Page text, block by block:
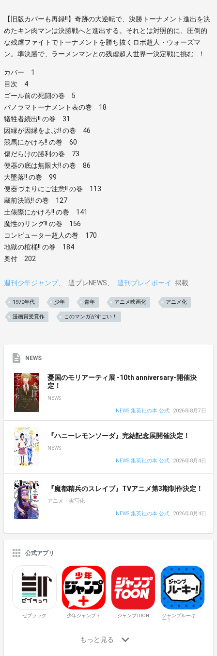
【旧版カバーも再録!!】奇跡の大逆転で、決勝トーナメント進出を決
めたキン肉マンは決勝戦へと進出する。それとは対照的に、圧倒的
な残虐ファイトでトーナメントを勝ち抜くロボ超人・ウォーズマ
ン。準決勝で、ラーメンマンとの残虐超人世界一決定戦に挑む…！
カバー 1
目次 4
ゴール前の死闘の巻 5
パノラマトーナメント表の巻 18
犠牲者続出!! の巻 31
因縁が因縁をよぶ!! の巻 46
競馬にかけろ!! の巻 60
傷だらけの勝利の巻 73
便器の底は無限大!! の巻 86
大墜落!! の巻 99
便器づまりにご注意!! の巻 113
蔵前決戦!! の巻 127
土俵際にかけろ!! の巻 141
魔性のリング!! の巻 156
コンピューター超人の巻 170
地獄の棺桶!! の巻 184
奥付 202
週刊少年ジャンプ 週プレNEWS 週刊プレイボーイ 掲載
1970年代 少年 青年 アニメ映画化 アニメ化
漫画賞受賞作 このマンガがすごい！
NEWS
憂国のモリアーティ展 -10th anniversary-開催決
定！
NEWS
NEWS 集英社の本 公式
2026年8月7日
『ハニーレモンソーダ』完結記念展開催決定！
NEWS
NEWS 集英社の本 公式
2026年8月4日
『魔都精兵のスレイブ』TVアニメ第3期制作決定！
アニメ・実写化
NEWS 集英社の本 公式
2026年8月4日
公式アプリ
ゼブラック 少年ジャンプ＋ ジャンプTOON
ジャンプルーキ
ー！